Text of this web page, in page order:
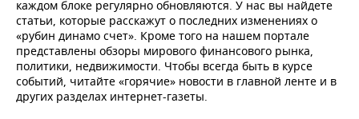
каждом блоке регулярно обновляются. У нас вы найдете
статьи, которые расскажут о последних изменениях о
«рубин динамо счет». Кроме того на нашем портале
представлены обзоры мирового финансового рынка,
политики, недвижимости. Чтобы всегда быть в курсе
событий, читайте «горячие» новости в главной ленте и в
других разделах интернет-газеты.